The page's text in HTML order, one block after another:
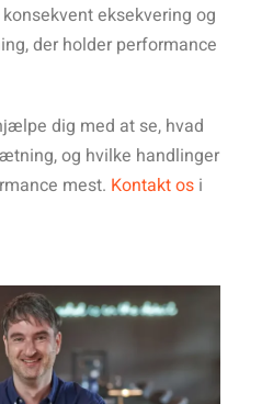
eksekvering og
der holder performance
dig med at se, hvad
og hvilke handlinger
mest. Kontakt os i